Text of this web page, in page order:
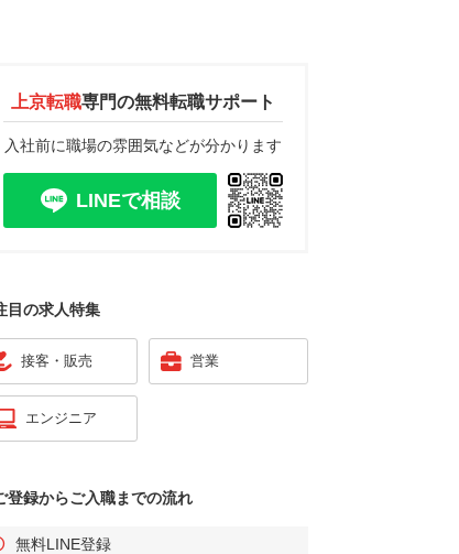
上京転職専門の無料転職サポート
入社前に職場の雰囲気などが分かります
LINEで相談
目の求人特集
接客・販売 営業
エンジニア
登録からご入職までの流れ
無料LINE登録